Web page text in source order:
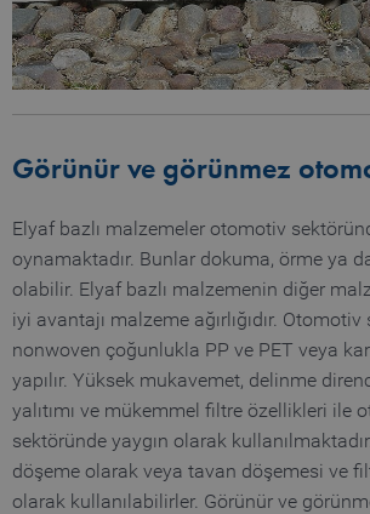
Görünür ve görünmez
Elyaf bazlı malzemeler otomotiv
oynamaktadır. Bunlar dokuma, örme ya
olabilir. Elyaf bazlı malzemenin diğer
iyi avantajı malzeme ağırlığıdır.
nonwoven çoğunlukla PP ve PET veya
yapılır. Yüksek mukavemet, delinme
yalıtımı ve mükemmel filtre özellikleri ile
sektöründe yaygın olarak
döşeme olarak veya tavan döşemesi ve
olarak kullanılabilirler. Görünür ve